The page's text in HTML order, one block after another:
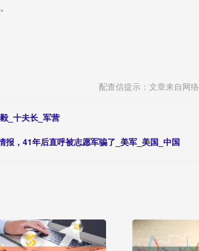
配查信提示：文章来自网
_十夫长_军营
报，41年后直呼被志愿军骗了_美军_美国_中国